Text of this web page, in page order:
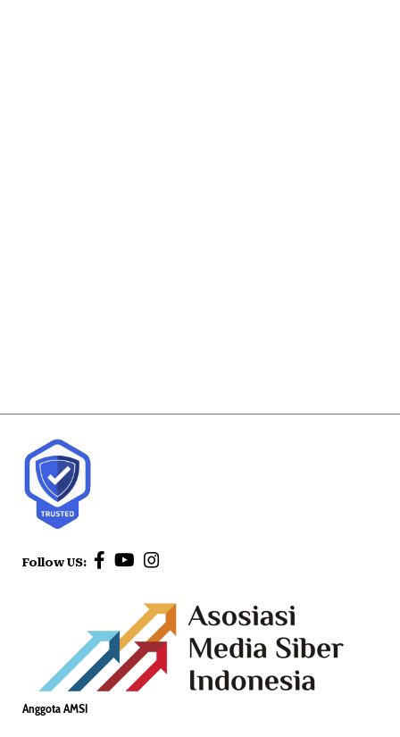
Follow US:
Anggota AMSI